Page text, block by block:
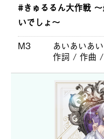
#きゅるるん大作戦
いでしょ〜
M3
あいあいあ
作詞 / 作曲